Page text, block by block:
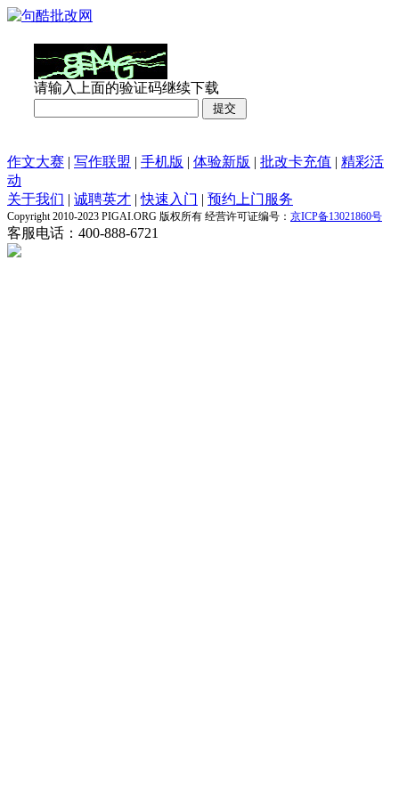
请输入上面的验证码继续下载
作文大赛 | 写作联盟 | 手机版 | 体验新版 | 批改卡充值 | 精彩活
动
关于我们 | 诚聘英才 |快速入门 | 预约上门服务
Copyright 2010-2023 PIGAI.ORG 版权所有 经营许可证编号： 京ICP备13021860号
客服电话：400-888-6721